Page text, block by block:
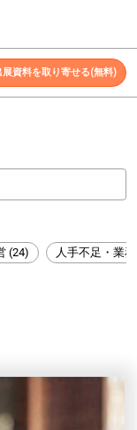
展資料を取り寄せる(無料)
(24) 人手不足・業